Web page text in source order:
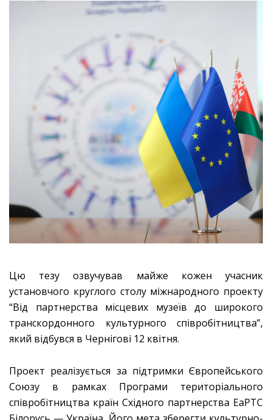
Цю тезу озвучував майже кожен учасник
установчого круглого столу міжнародного проекту
“Від партнерства місцевих музеїв до широкого
транскордонного культурного співробітництва”,
який відбувся в Чернігові 12 квітня.
Проект реалізується за підтримки Європейського
Союзу в рамках Програми територіального
співробітництва країн Східного партнерства ЕаPTC